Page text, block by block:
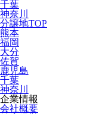
千葉
神奈川
分譲地TOP
熊本
福岡
大分
佐賀
鹿児島
千葉
神奈川
企業情報
会社概要